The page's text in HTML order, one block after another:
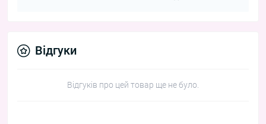
Відгуки
Відгуків про цей товар ще не було.